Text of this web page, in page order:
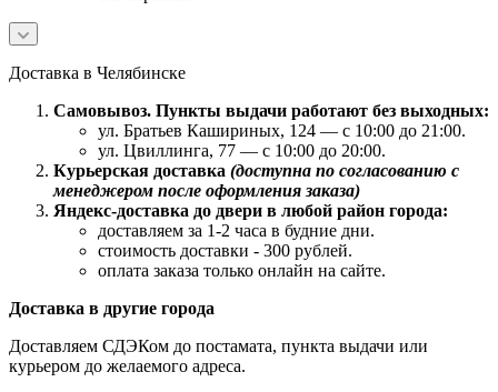
Доставка в Челябинске
Самовывоз. Пункты выдачи работают без выходных:
ул. Братьев Кашириных, 124 — с 10:00 до 21:00.
ул. Цвиллинга, 77 — с 10:00 до 20:00.
Курьерская доставка (доступна по согласованию с
менеджером после оформления заказа)
Яндекс-доставка до двери в любой район города:
доставляем за 1-2 часа в будние дни.
стоимость доставки - 300 рублей.
оплата заказа только онлайн на сайте.
Доставка в другие города
Доставляем СДЭКом до постамата, пункта выдачи или
курьером до желаемого адреса.